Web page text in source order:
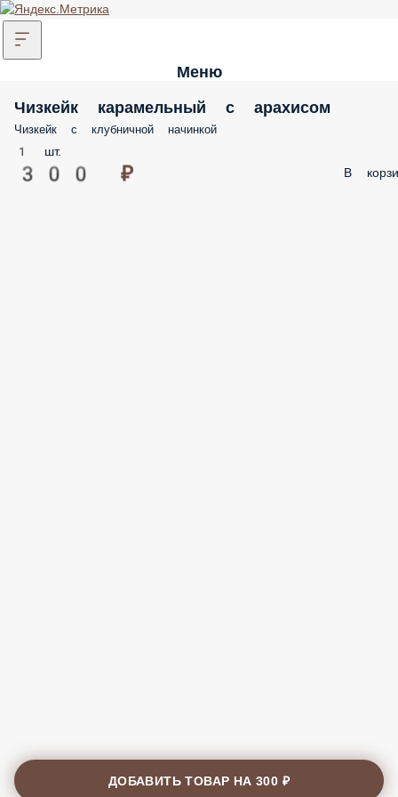
Меню
Чизкейк карамельный с арахисом
Чизкейк с клубничной начинкой
1 шт.
300 ₽ В
ДОБАВИТЬ ТОВАР НА300 ₽